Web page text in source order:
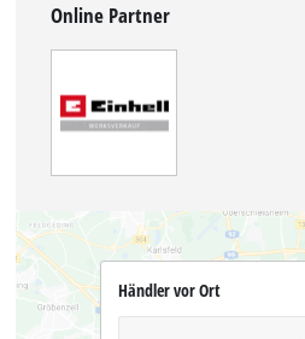
Online Partner
Händler vor Ort